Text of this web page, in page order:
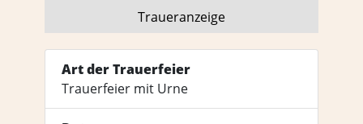
Trauer­anzeige
Art der Trauerfeier
Trauerfeier mit Urne